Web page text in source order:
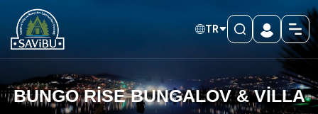
TR
BUNGO RİSE BUNGALOV & VİLLA